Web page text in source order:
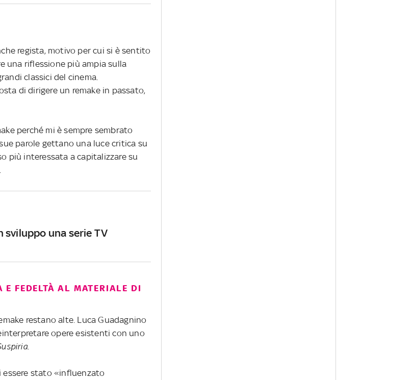
regista, motivo per cui si è sentito
una riflessione più ampia sulla
classici del cinema.
di dirigere un remake in passato,
perché mi è sempre sembrato
parole gettano una luce critica su
più interessata a capitalizzare su
sviluppo una serie TV
FEDELTÀ AL MATERIALE DI
restano alte. Luca Guadagnino
opere esistenti con uno
.
essere stato «influenzato